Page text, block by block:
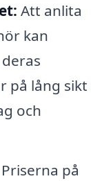
Att anlita
kan
på lång sikt
och
Priserna på